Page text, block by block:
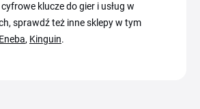
klucze do gier i usług w
sprawdź też inne sklepy w tym
Eneba, Kinguin.